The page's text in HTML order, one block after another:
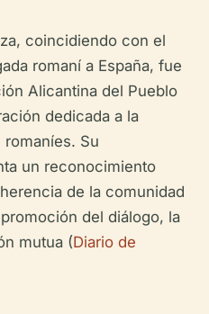
coincidiendo con el
romaní a España, fue
Alicantina del Pueblo
dedicada a la
Su
un reconocimiento
de la comunidad
del diálogo, la
mutua (Diario de